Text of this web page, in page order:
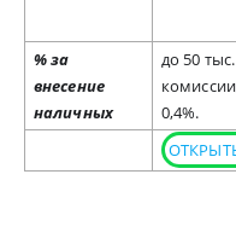
% за
внесение
наличных
до 50
0,4%.